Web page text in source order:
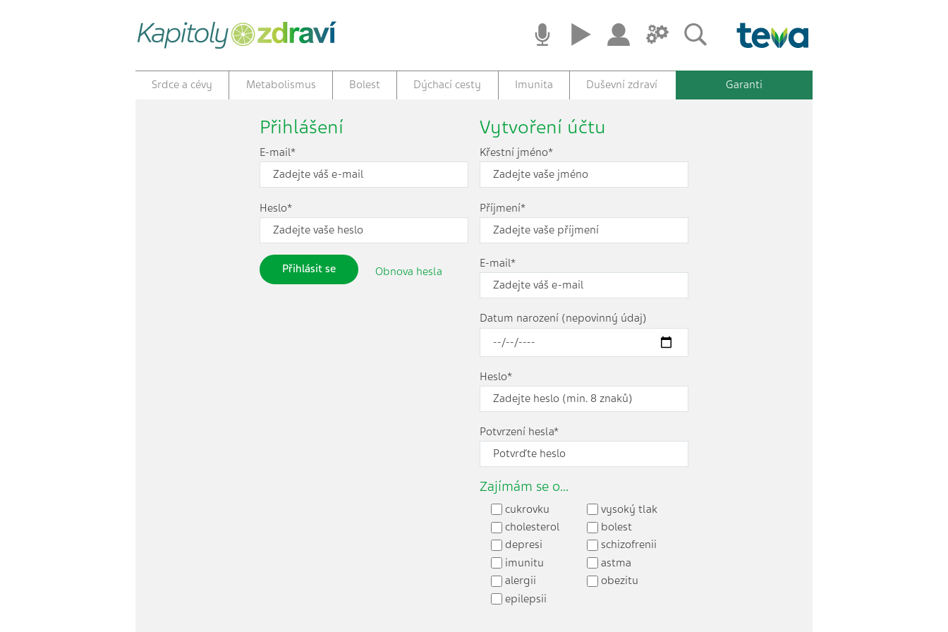
Srdce a cévy Metabolismus Bolest Dýchací cesty Imunita Duševní zdraví Garanti
Přihlášení
E-mail*
Heslo*
Přihlásit se Obnova hesla
Vytvoření účtu
Křestní jméno*
Příjmení*
E-mail*
Datum narození (nepovinný údaj)
Heslo*
Potvrzení hesla*
Zajímám se o...
cukrovku
vysoký tlak
cholesterol
bolest
depresi
schizofrenii
imunitu
astma
alergii
obezitu
epilepsii